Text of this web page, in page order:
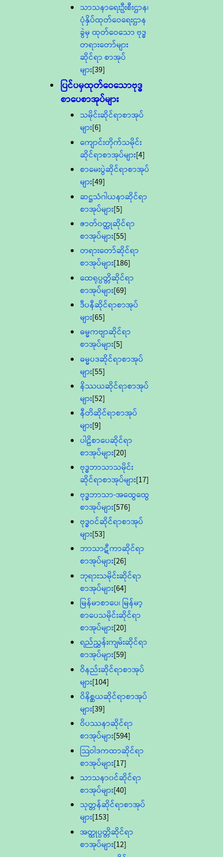
သာသနာရေးဦးစီးဌာန၊
ပုံနှိပ်ထုတ်ဝေရေးဌာန
ခွဲမှ ထုတ်ဝေသော ဗုဒ္ဓ
တရားတော်များ
ဆိုင်ရာ စာအုပ်
များ[39]
ပြင်ပမှထုတ်ဝေသောဗုဒ္ဓ
စာပေစာအုပ်များ
သမိုင်းဆိုင်ရာစာအုပ်
များ[6]
ကျောင်းတိုက်သမိုင်း
ဆိုင်ရာစာအုပ်များ[4]
စာမေးပွဲဆိုင်ရာစာအုပ်
များ[49]
ဆဋ္ဌသံဂါယနာဆိုင်ရာ
စာအုပ်များ[5]
ဇာတ်၀တ္ထုဆိုင်ရာ
စာအုပ်များ[55]
တရားတော်ဆိုင်ရာ
စာအုပ်များ[186]
ထေရုပ္ပတ္တိဆိုင်ရာ
စာအုပ်များ[69]
ဒီပနီဆိုင်ရာစာအုပ်
များ[65]
ဓမ္မကဗျာဆိုင်ရာ
စာအုပ်များ[5]
ဓမ္မပဒဆိုင်ရာစာအုပ်
များ[55]
နိဿယဆိုင်ရာစာအုပ်
များ[52]
နီတိဆိုင်ရာစာအုပ်
များ[9]
ပါဠိစာပေဆိုင်ရာ
စာအုပ်များ[20]
ဗုဒ္ဓဘာသာသမိုင်း
ဆိုင်ရာစာအုပ်များ[17]
ဗုဒ္ဓဘာသာ-အထွေထွေ
စာအုပ်များ[576]
ဗုဒ္ဓဝင်ဆိုင်ရာစာအုပ်
များ[53]
ဘာသာဋီကာဆိုင်ရာ
စာအုပ်များ[26]
ဘုရားသမိုင်းဆိုင်ရာ
စာအုပ်များ[64]
မြန်မာစာပေ၊ မြန်မာ့
စာပေသမိုင်းဆိုင်ရာ
စာအုပ်များ[20]
ရည်ညွှန်းကျမ်းဆိုင်ရာ
စာအုပ်များ[59]
ဝိနည်းဆိုင်ရာစာအုပ်
များ[104]
ဝိနိစ္ဆယဆိုင်ရာစာအုပ်
များ[39]
ဝိပဿနာဆိုင်ရာ
စာအုပ်များ[594]
သြဝါဒကထာဆိုင်ရာ
စာအုပ်များ[17]
သာသနာ၀င်ဆိုင်ရာ
စာအုပ်များ[40]
သုတ္တန်ဆိုင်ရာစာအုပ်
များ[153]
အတ္ထုပ္ပတ္တိဆိုင်ရာ
စာအုပ်များ[12]